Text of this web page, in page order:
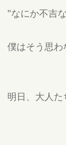
"なにか不吉
僕はそう思わ
明日、大人